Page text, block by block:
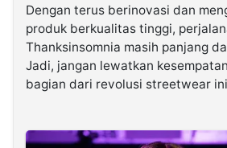
Dengan terus berinovasi dan
produk berkualitas tinggi,
Thanksinsomnia masih panjang
Jadi, jangan lewatkan
bagian dari revolusi streetwear ini